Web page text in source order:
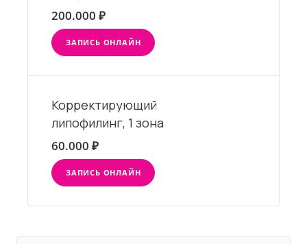
200.000 ₽
ЗАПИСЬ ОНЛАЙН
Корректирующий
липофилинг, 1 зона
60.000 ₽
ЗАПИСЬ ОНЛАЙН